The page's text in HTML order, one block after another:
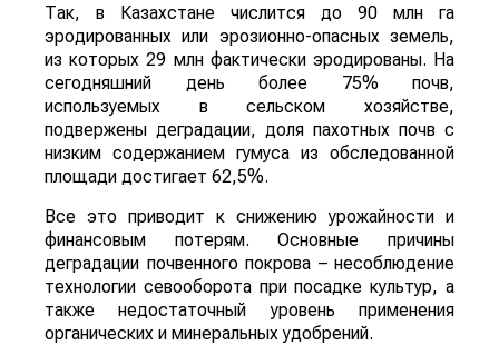
Так, в Казахстане числится до 90 млн га
эродированных или эрозионно-опасных земель,
из которых 29 млн фактически эродированы. На
сегодняшний день более 75% почв,
используемых в сельском хозяйстве,
подвержены деградации, доля пахотных почв с
низким содержанием гумуса из обследованной
площади достигает 62,5%.
Все это приводит к снижению урожайности и
финансовым потерям. Основные причины
деградации почвенного покрова – несоблюдение
технологии севооборота при посадке культур, а
также недостаточный уровень применения
органических и минеральных удобрений.